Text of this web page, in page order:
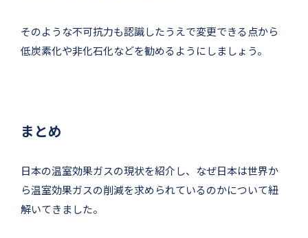
そのような不可抗力も認識したうえで変更できる点から
低炭素化や非化石化などを勧めるようにしましょう。
まとめ
日本の温室効果ガスの現状を紹介し、なぜ日本は世界か
ら温室効果ガスの削減を求められているのかについて紐
解いてきました。